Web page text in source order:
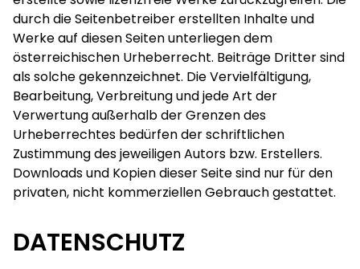
durch die Seitenbetreiber erstellten Inhalte und
Werke auf diesen Seiten unterliegen dem
österreichischen Urheberrecht. Beiträge Dritter sind
als solche gekennzeichnet. Die Vervielfältigung,
Bearbeitung, Verbreitung und jede Art der
Verwertung außerhalb der Grenzen des
Urheberrechtes bedürfen der schriftlichen
Zustimmung des jeweiligen Autors bzw. Erstellers.
Downloads und Kopien dieser Seite sind nur für den
privaten, nicht kommerziellen Gebrauch gestattet.
DATENSCHUTZ